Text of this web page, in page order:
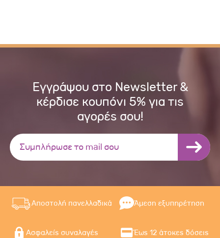
Εγγράψου στο Newsletter &
κέρδισε κουπόνι 5% για τις
αγορές σου!
Αποστολή πανελλαδικά Άμεση εξυπηρέτηση
Ασφαλείς συναλαγές Έως 12 άτοκες δόσεις